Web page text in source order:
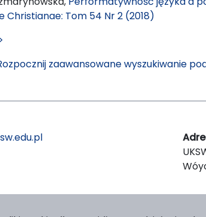
Christianae: Tom 54 Nr 2 (2018)
zaawansowane wyszukiwanie